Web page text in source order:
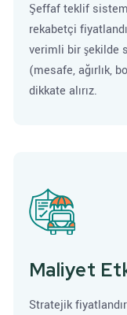
Şeffaf teklif
rekabetçi
verimli bir şekilde
(mesafe, ağırlık,
dikkate alırız.
Maliyet
Stratejik